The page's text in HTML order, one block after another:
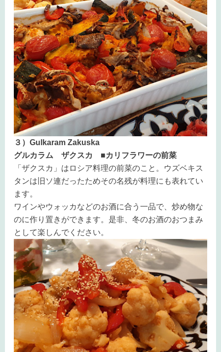
３）Gulkaram Zakuska
グルカラム ザクスカ ■カリフラワーの前菜
「ザクスカ」はロシア料理の前菜のこと。ウズベキス
タンは旧ソ連だったためその名残が料理にも表れてい
ます。
ワインやウォッカなどのお酒に合う一品で、炒め物な
のに作り置きができます。是非、冬のお酒のおつまみ
として楽しんでください。